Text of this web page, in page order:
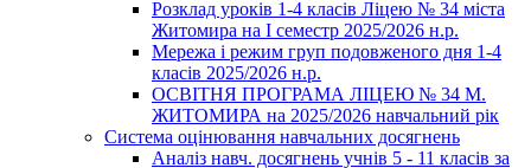
Розклад уроків 1-4 класів Ліцею № 34 міста
Житомира на І семестр 2025/2026 н.р.
Мережа і режим груп подовженого дня 1-4
класів 2025/2026 н.р.
ОСВІТНЯ ПРОГРАМА ЛІЦЕЮ № 34 М.
ЖИТОМИРА на 2025/2026 навчальний рік
Система оцінювання навчальних досягнень
Аналіз навч. досягнень учнів 5 - 11 класів за